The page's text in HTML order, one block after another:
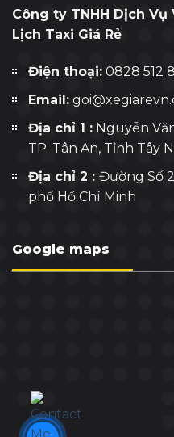
Công ty TNHH Dịch
Lịch Taxi Giá Rẻ
Điện thoại: 0828 512
Email:
Địa chỉ 1 : Nguyễn
TP. Tân An, Tỉnh Tây
Địa chỉ 2 : Đường Số
phố Hồ Chí Minh
Google maps